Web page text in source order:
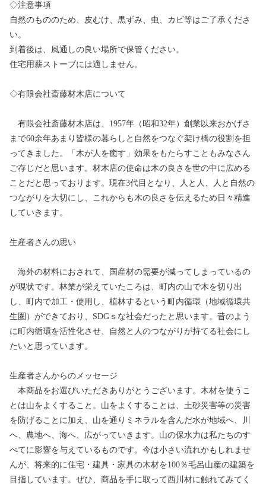
◇注意事項
自然のもののため、皮むけ、黒ずみ、虫、カビ等はご了承くださ
い。
到着後は、風通しの良い場所で保管ください。
住宅用薪ストーブには適しません。
◇有限会社斎藤材木店について
有限会社斎藤材木店は、1957年（昭和32年）創業以来おかげさ
まで60余年あまり皆様の暮らしと自然をつなぐ架け橋の役割を担
ってきました。「木が人を癒す」効果をもたらすこともみなさん
ご存じだと思います。材木店の使命は木の良さを世の中に広める
ことだと思っております。現在3代目となり、人と人、人と自然の
つながりを大切にし、これからも木の良さを伝えるため日々精進
していきます。
生産者さんの思い
海外の材料におされて、国産材の需要が減ってしまっているの
が現状です。林業が栄えていたころは、町内の山で木を切り出
し、町内で加工・使用し、植林するという町内循環（地域循環共
生圏）ができており、SDGｓな社会だったと思います。昔のよう
に町内循環を活性化させ、自然と人のつながりが持てる社会にし
たいと思っています。
生産者さんからのメッセージ
本商品をお選びいただきありがとうございます。木材を使うこ
とは山をよくすること。山をよくすることは、土砂災害等の災害
を防げることに加え、山を通りミネラルを含んだ水が地域へ、川
へ、農地へ、海へ、広がっていきます。山の保水力は私たちのす
べてに影響を与えているものです。今は小さい流れかもしれませ
んが、将来的に住宅・建具・家具の木材を100％毛呂山産の建築を
目指しています。ぜひ、商品を手に取って西川材に触れてみてく